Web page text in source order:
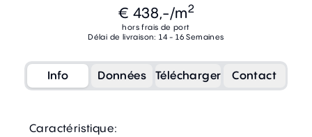
€ 438,-/m2
hors frais de port
Délai de livraison: 14 - 16 Semaines
Info Données Télécharger Contact
Caractéristique: